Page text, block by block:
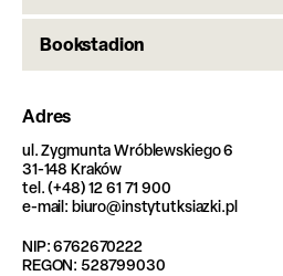
Bookstadion
Adres
ul. Zygmunta Wróblewskiego 6
31-148 Kraków
tel. (+48) 12 61 71 900
e-mail: biuro@instytutksiazki.pl
NIP: 6762670222
REGON: 528799030